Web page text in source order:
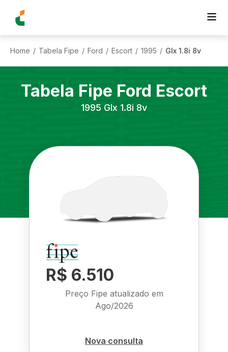
Home / Tabela Fipe / Ford / Escort / 1995 / Glx 1.8i 8v
Tabela Fipe Ford Escort
1995 Glx 1.8i 8v
R$ 6.510
Preço Fipe atualizado em
Ago/2026
Nova consulta